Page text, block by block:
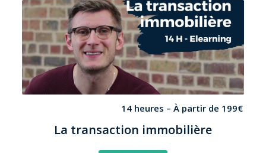
14 heures – À partir de 199€
La transaction immobilière